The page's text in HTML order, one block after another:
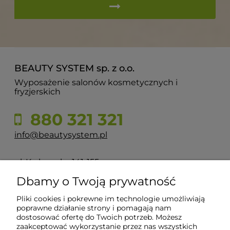
BEAUTY SYSTEM sp. z o.o.
Wyposażenie salonów kosmetycznych i
fryzjerskich
880 321 321
info@beautysystem.pl
ul. Krakowska 141-155
POMOC
Dbamy o Twoją prywatność
Pliki cookies i pokrewne im technologie umożliwiają
poprawne działanie strony i pomagają nam
dostosować ofertę do Twoich potrzeb. Możesz
zaakceptować wykorzystanie przez nas wszystkich